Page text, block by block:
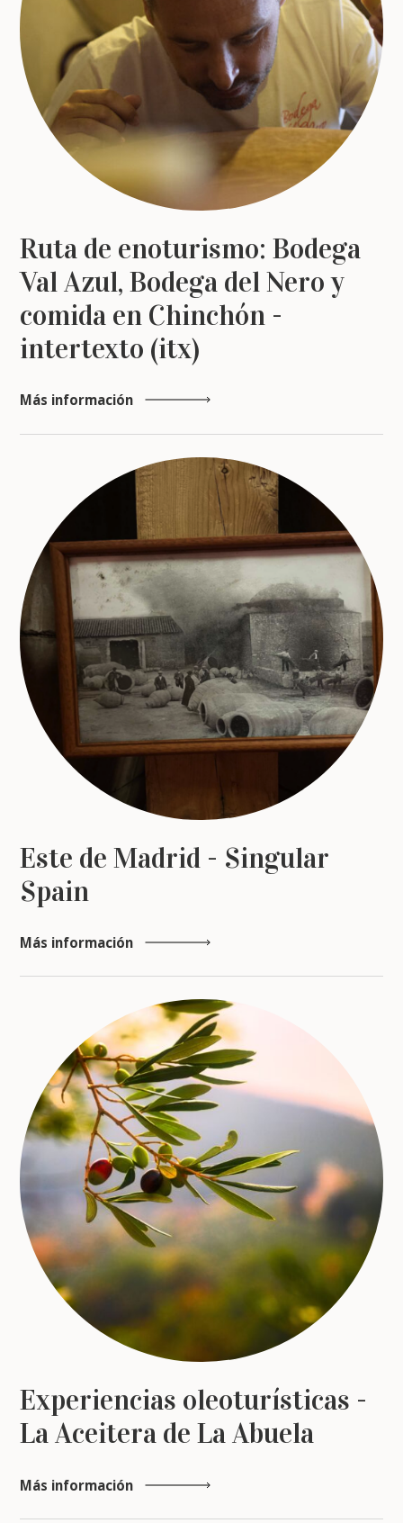
Ruta de enoturismo: Bodega
Val Azul, Bodega del Nero y
comida en Chinchón -
intertexto (itx)
Más información
Este de Madrid - Singular
Spain
Más información
Experiencias oleoturísticas -
La Aceitera de La Abuela
Más información